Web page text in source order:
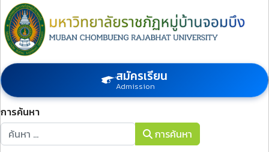
สมัครเรียน
Admission
การค้นหา
การค้นหา
การค้นหา